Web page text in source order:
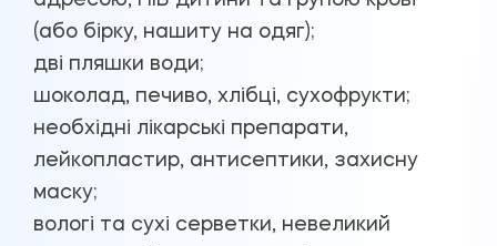
(або бірку, нашиту на одяг);
дві пляшки води;
шоколад, печиво, хлібці, сухофрукти;
необхідні лікарські препарати,
лейкопластир, антисептики, захисну
маску;
вологі та сухі серветки, невеликий